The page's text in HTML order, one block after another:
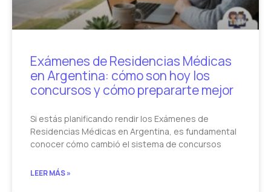
Exámenes de Residencias Médicas
en Argentina: cómo son hoy los
concursos y cómo prepararte mejor
Si estás planificando rendir los Exámenes de
Residencias Médicas en Argentina, es fundamental
conocer cómo cambió el sistema de concursos
LEER MÁS »